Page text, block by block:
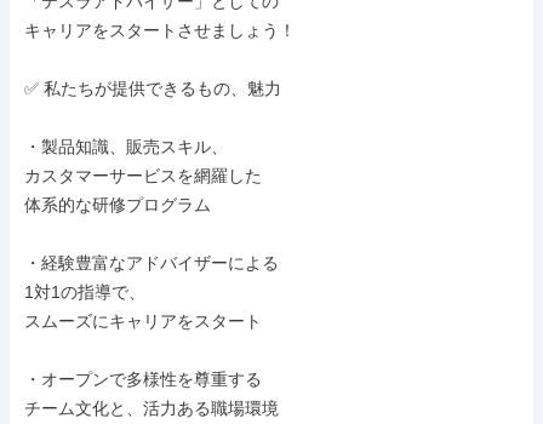
キャリアをスタートさせましょう！
✅ 私たちが提供できるもの、魅力
・製品知識、販売スキル、
カスタマーサービスを網羅した
体系的な研修プログラム
・経験豊富なアドバイザーによる
1対1の指導で、
スムーズにキャリアをスタート
・オープンで多様性を尊重する
チーム文化と、活力ある職場環境